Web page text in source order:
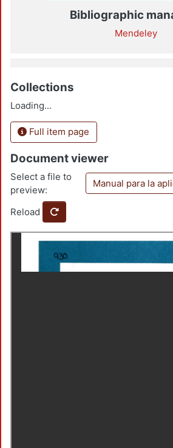
Bibliographic
Mendeley
Collections
Loading...
Full item page
Document viewer
Select a file to
preview:
Manual para la
Reload